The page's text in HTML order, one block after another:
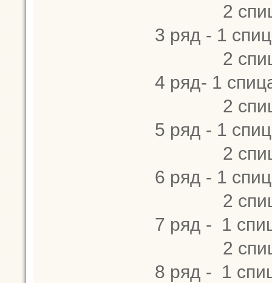
2 спица -
3 ряд - 1
2 спица
4 ряд- 1
2 спица -
5 ряд - 1
2 спица
6 ряд - 1
2 спица -
7 ряд - 1
2 спица
8 ряд - 1